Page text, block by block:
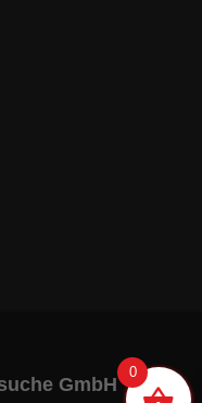
GmbH
0